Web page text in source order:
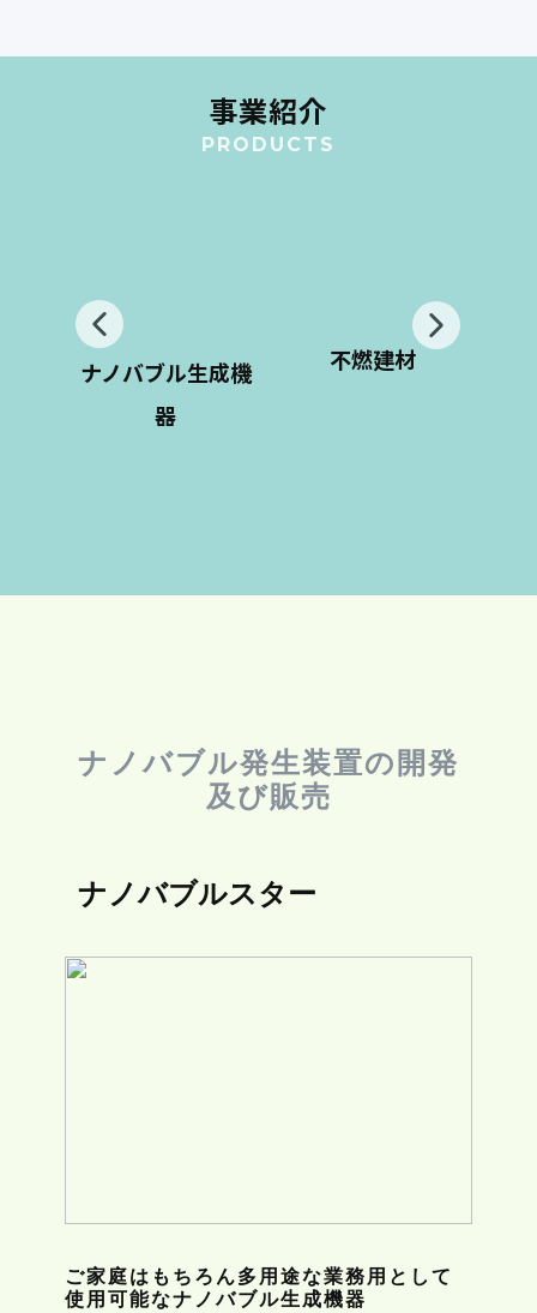
事業紹介
PRODUCTS
ナノバブル生成機
器
不燃建材
ナノバブル発生装置の開発
及び販売
ナノバブルスター
ご家庭はもちろん多用途な業務用として
使用可能なナノバブル生成機器